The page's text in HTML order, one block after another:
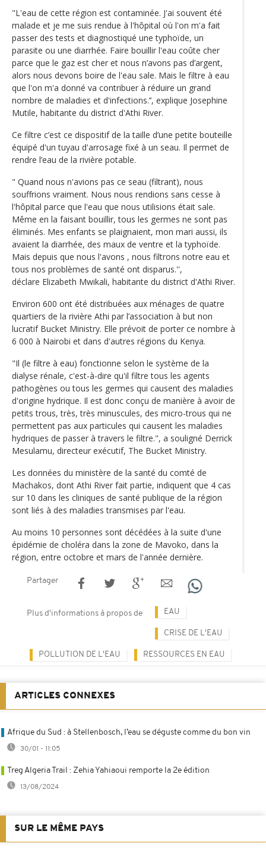
"L'eau de cette région est contaminée. J'ai souvent été
malade et je me suis rendue à l'hôpital où l'on m'a fait
passer des tests et diagnostiqué une typhoïde, un
parasite ou une diarrhée. Faire bouillir l'eau coûte cher
parce que le gaz est cher et nous n’avons pas d’argent,
alors nous devons boire de l'eau sale. Mais le filtre à eau
que l'on m'a donné va contribuer à réduire un grand
nombre de maladies et d'infections.’’, explique Josephine
Mutile, habitante du district d'Athi River.
Ce filtre c’est ce dispositif de la taille d’une petite bouteille
équipé d'un tuyau d'arrosage fixé à un seau. Il permet de
rendre l’eau de la rivière potable.
" Quand nous n'avions pas ce seau (filtrant), nous
souffrions vraiment. Nous nous rendions sans cesse à
l'hôpital parce que l'eau que nous utilisions était sale.
Même en la faisant bouillir, tous les germes ne sont pas
éliminés. Mes enfants se plaignaient, mon mari aussi, ils
avaient la diarrhée, des maux de ventre et la typhoïde.
Mais depuis que nous l'avons , nous filtrons notre eau et
tous nos problèmes de santé ont disparus.'',
déclare Elizabeth Mwikali, habitante du district d'Athi River.
Environ 600 ont été distribuées aux ménages de quatre
quartiers de la rivière Athi par l’association à but non
lucratif Bucket Ministry. Elle prévoit de porter ce nombre à
6 000 à Nairobi et dans d'autres régions du Kenya.
"Il (le filtre à eau) fonctionne selon le système de la
dialyse rénale, c'est-à-dire qu'il filtre tous les agents
pathogènes ou tous les germes qui causent des maladies
d'origine hydrique. Il est donc conçu de manière à avoir de
petits trous, très, très minuscules, des micro-trous qui ne
permettent pas aux particules qui causent les maladies
hydriques de passer à travers le filtre.", a souligné Derrick
Mesulamu, directeur exécutif, The Bucket Ministry.
Les données du ministère de la santé du comté de
Machakos, dont Athi River fait partie, indiquent que 4 cas
sur 10 dans les cliniques de santé publique de la région
sont liés à des maladies transmises par l'eau.
Au moins 10 personnes sont décédées à la suite d'une
épidémie de choléra dans la zone de Mavoko, dans la
région, entre octobre et mars de l'année dernière.
Partager
Plus d'informations à propos de EAU
CRISE DE L'EAU
POLLUTION DE L'EAU RESSOURCES EN EAU
ARTICLES CONNEXES
Afrique du Sud : à Stellenbosch, l’eau se déguste comme du bon vin
30/01 - 11:05
Treg Algeria Trail : Zehia Yahiaoui remporte la 2e édition
13/08/2024
SUR LE MÊME PAYS